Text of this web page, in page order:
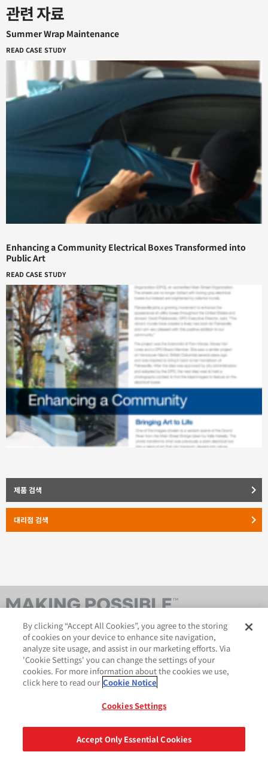
관련 자료
Summer Wrap Maintenance
READ CASE STUDY
Enhancing a Community Electrical Boxes Transformed into
Public Art
READ CASE STUDY
제품 검색 keyboard_arrow_right
대리점 검색 keyboard_arrow_right
AveryDennison.com
법적 및 개인정보보호 공지
쿠키 정책
By clicking “Accept All Cookies”, you agree to the storing
of cookies on your device to enhance site navigation,
analyze site usage, and assist in our marketing efforts. Via
'Cookie Settings' you can change the settings of your
cookies. For more information about the cookies we use,
click here to read our Cookie Notice
Cookies Settings
Accept Only Essential Cookies